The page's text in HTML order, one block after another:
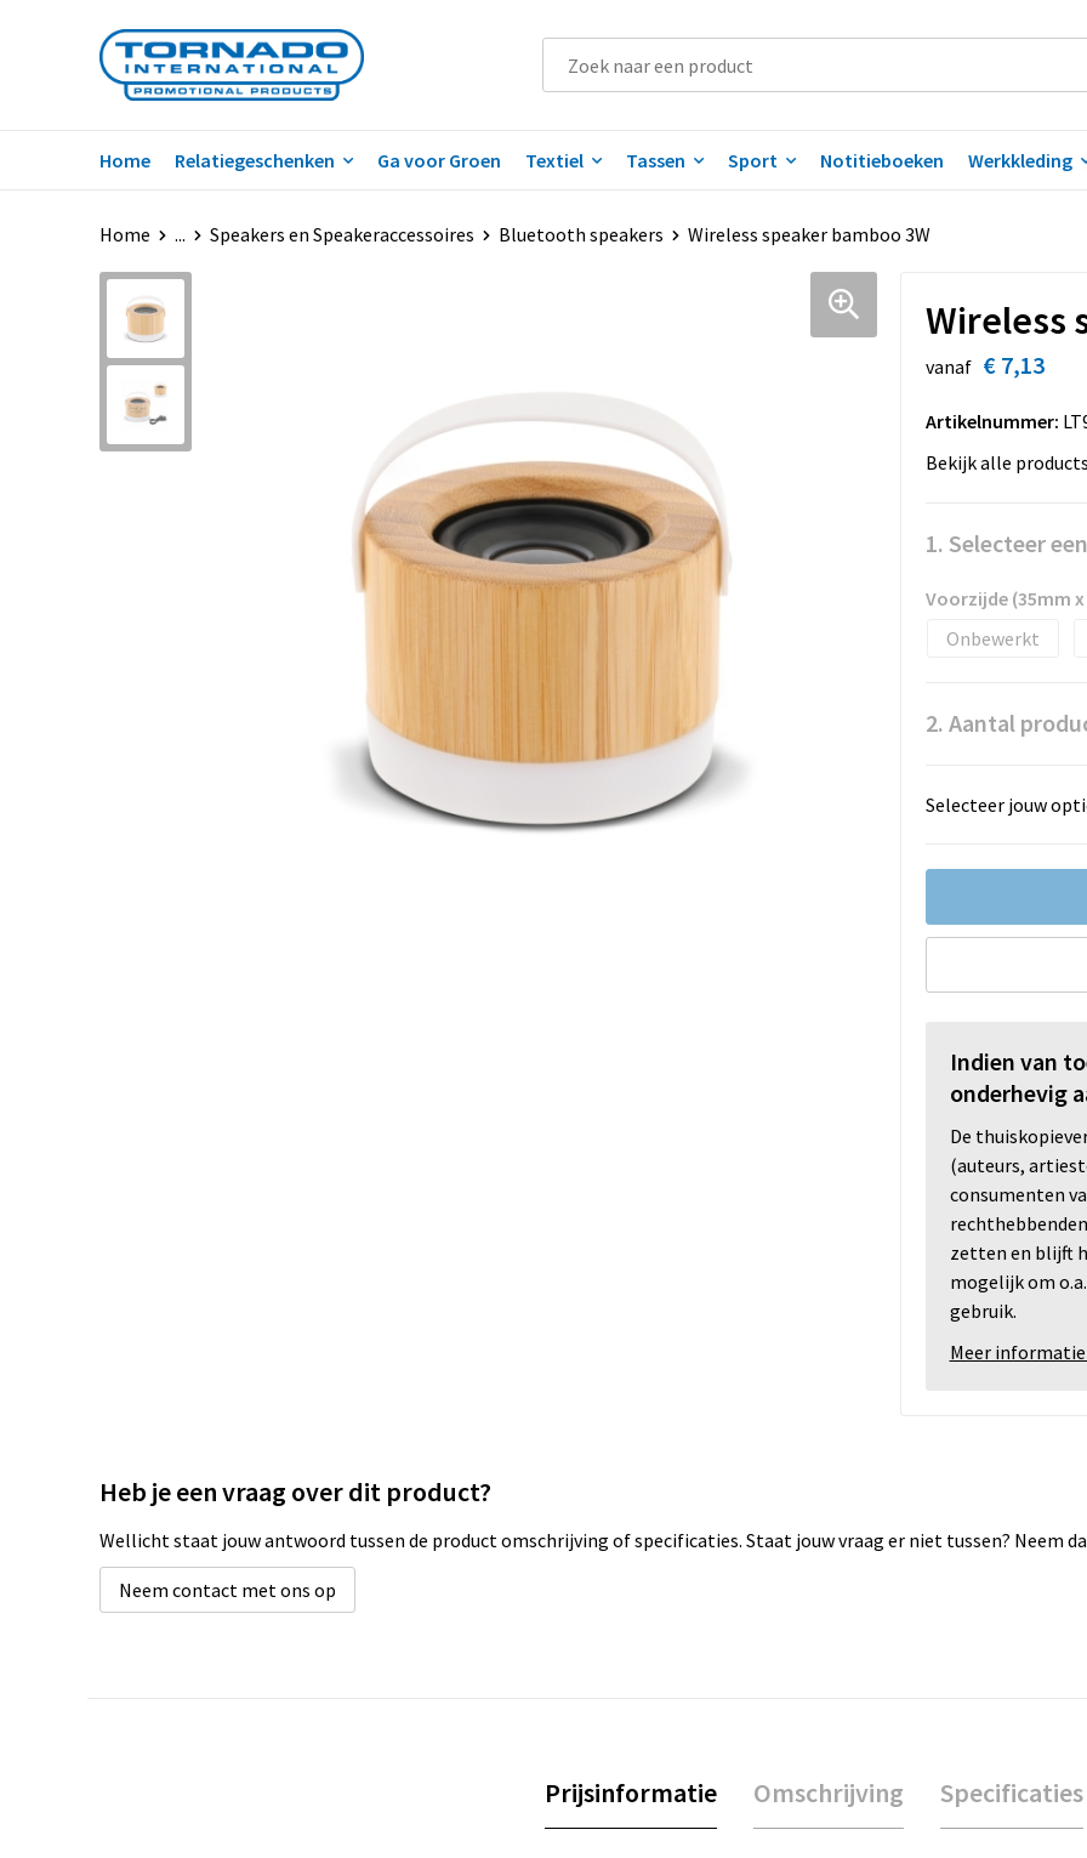
Home Relatiegeschenken Ga voor Groen Textiel Tassen Sport Notitieboeken Werkkleding
Home ... Speakers en Speakeraccessoires Bluetooth speakers Wireless speaker bamboo 3W
Wireless
vanaf € 7,13
Artikelnummer:
Bekijk alle
1. Selecteer
Voorzijde (35mm
Onbewerkt
2. Aantal
Selecteer jouw
Indien van
onderhevig
De
(auteurs,
consumenten
zetten en blijft
mogelijk om
gebruik.
Meer
Heb je een vraag over dit product?
Wellicht staat jouw antwoord tussen de product omschrijving of specificaties. Staat jouw vraag er niet tussen? Neem
Neem contact met ons op
Prijsinformatie Omschrijving Specificaties